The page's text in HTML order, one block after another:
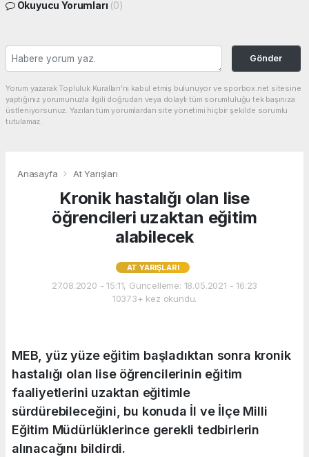
Okuyucu Yorumları (0)
Gönder
Yorum yazarak Topluluk Kuralları’nı kabul etmiş bulunuyor ve sporbox.net sitesine
yaptığınız yorumunuzla ilgili doğrudan veya dolaylı tüm sorumluluğu tek başınıza
üstleniyorsunuz. Yazılan tüm yorumlardan site yönetimi hiçbir şekilde sorumlu
tutulamaz.
Anasayfa At Yarışları
Kronik hastalığı olan lise
öğrencileri uzaktan eğitim
alabilecek
AT YARIŞLARI
27.08.2020 - 15:11, Güncelleme: 18.05.2021 - 16:23
10373+ kez okundu.
MEB, yüz yüze eğitim başladıktan sonra kronik
hastalığı olan lise öğrencilerinin eğitim
faaliyetlerini uzaktan eğitimle
sürdürebileceğini, bu konuda İl ve İlçe Milli
Eğitim Müdürlüklerince gerekli tedbirlerin
alınacağını bildirdi.